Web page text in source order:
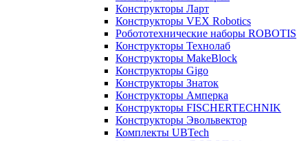
Конструкторы Ларт
Конструкторы VEX Robotics
Робототехнические наборы ROBOTIS
Конструкторы Технолаб
Конструкторы MakeBlock
Конструкторы Gigo
Конструкторы Знаток
Конструкторы Амперка
Конструкторы FISCHERTECHNIK
Конструкторы Эвольвектор
Комплекты UBTech